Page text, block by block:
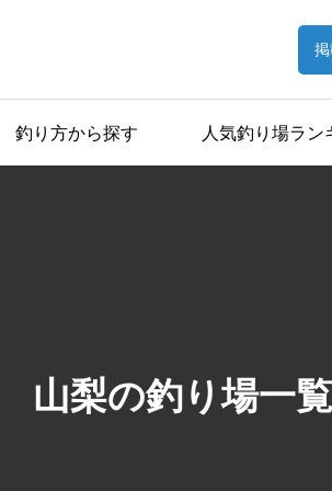
釣り方から探す 人気釣り場ラン
山梨の釣り場一覧